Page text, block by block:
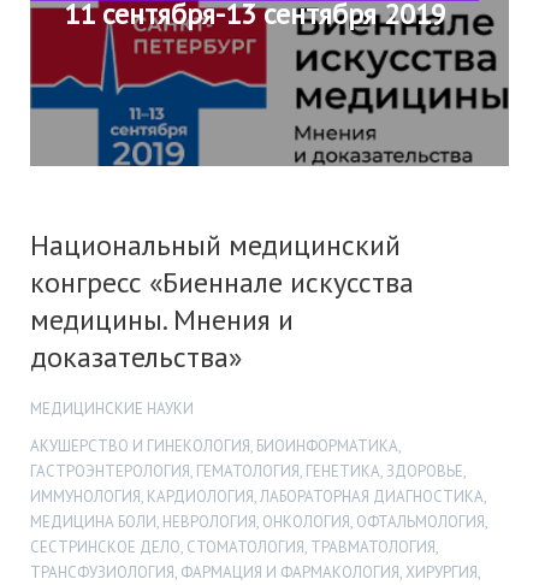
11 сентября-13 сентября 2019
Национальный медицинский
конгресс «Биеннале искусства
медицины. Мнения и
доказательства»
МЕДИЦИНСКИЕ НАУКИ
АКУШЕРСТВО И ГИНЕКОЛОГИЯ, БИОИНФОРМАТИКА,
ГАСТРОЭНТЕРОЛОГИЯ, ГЕМАТОЛОГИЯ, ГЕНЕТИКА, ЗДОРОВЬЕ,
ИММУНОЛОГИЯ, КАРДИОЛОГИЯ, ЛАБОРАТОРНАЯ ДИАГНОСТИКА,
МЕДИЦИНА БОЛИ, НЕВРОЛОГИЯ, ОНКОЛОГИЯ, ОФТАЛЬМОЛОГИЯ,
СЕСТРИНСКОЕ ДЕЛО, СТОМАТОЛОГИЯ, ТРАВМАТОЛОГИЯ,
ТРАНСФУЗИОЛОГИЯ, ФАРМАЦИЯ И ФАРМАКОЛОГИЯ, ХИРУРГИЯ,